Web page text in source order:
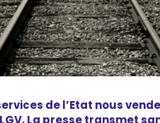
de l’Etat nous
La presse transmet